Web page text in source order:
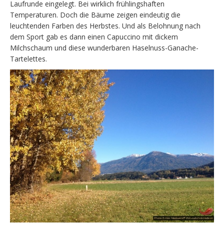
Laufrunde eingelegt. Bei wirklich frühlingshaften
Temperaturen. Doch die Bäume zeigen eindeutig die
leuchtenden Farben des Herbstes. Und als Belohnung nach
dem Sport gab es dann einen Capuccino mit dickem
Milchschaum und diese wunderbaren Haselnuss-Ganache-
Tartelettes.